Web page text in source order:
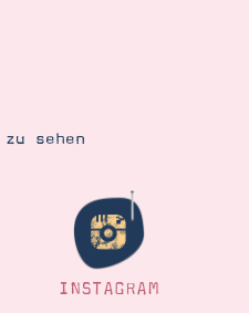
sehen
INSTAGRAM